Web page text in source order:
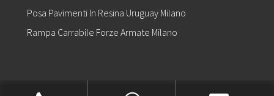
Posa Pavimenti In Resina Uruguay Milano
Rampa Carrabile Forze Armate Milano